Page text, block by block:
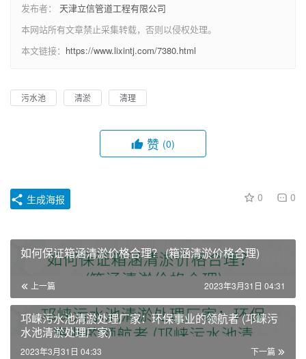
发布者： 天津立信管道工程有限公司
本网站所有文章禁止采集转载，否则以侵权处理。
本文链接： https://www.lixintj.com/7380.html
污水池 清淤 清理
赞 (0)
0 0
生成海报
如何保证箱涵清淤价格合理？ (箱涵清淤价格合理)
上一篇 2023年3月31日 04:31
邛崃污水池清淤处理厂家：环保事业的领航者 (邛崃污
水池清淤处理厂家)
下一篇
2023年3月31日 04:33